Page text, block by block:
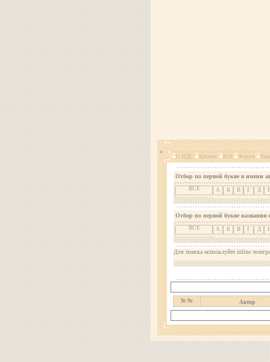
О МДС Каталог RSS Форум
Отбор по первой букве в имени
ВСЕ А Б В Г Д
Отбор по первой букве названия
ВСЕ А Б В Г Д
Для поиска используйте inline
№ № Автор